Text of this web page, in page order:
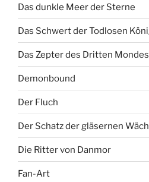
Das dunkle Meer der Sterne
Das Schwert der Todlosen
Das Zepter des Dritten Mondes
Demonbound
Der Fluch
Der Schatz der gläsernen
Die Ritter von Danmor
Fan-Art